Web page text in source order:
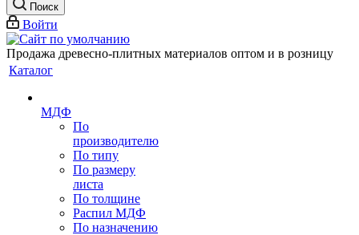
Поиск
Войти
Продажа древесно-плитных материалов оптом и в розницу
Каталог
МДФ
По
производителю
По типу
По размеру
листа
По толщине
Распил МДФ
По назначению